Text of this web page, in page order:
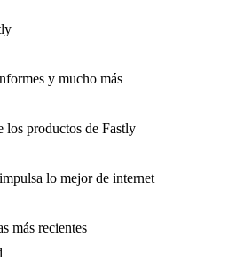
y mucho más
los productos de Fastly
lo mejor de internet
más recientes